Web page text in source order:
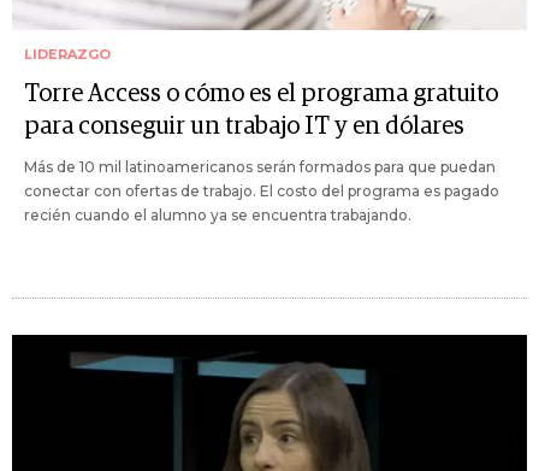
LIDERAZGO
Torre Access o cómo es el programa gratuito
para conseguir un trabajo IT y en dólares
Más de 10 mil latinoamericanos serán formados para que puedan
conectar con ofertas de trabajo. El costo del programa es pagado
recién cuando el alumno ya se encuentra trabajando.